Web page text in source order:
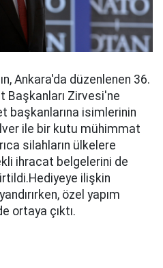
Ankara'da düzenlenen 36.
Başkanları Zirvesi'ne
başkanlarına isimlerinin
ile bir kutu mühimmat
silahların ülkelere
ihracat belgelerini de
ilişkin
özel yapım
ortaya çıktı.